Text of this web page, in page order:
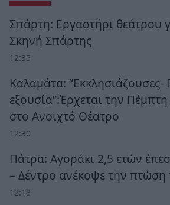
Σπάρτη: Εργαστήρι θεάτρου
Σκηνή Σπάρτης
12:35
Καλαμάτα: “Εκκλησιάζουσες-
εξουσία”:Έρχεται την
στο Ανοιχτό Θέατρο
12:30
Πάτρα: Αγοράκι 2,5 ετών
– Δέντρο ανέκοψε την πτώση
12:18